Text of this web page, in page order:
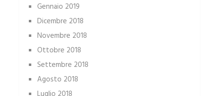
Gennaio 2019
Dicembre 2018
Novembre 2018
Ottobre 2018
Settembre 2018
Agosto 2018